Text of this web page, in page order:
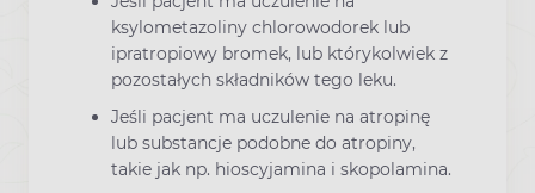
ksylometazoliny chlorowodorek lub
ipratropiowy bromek, lub którykolwiek z
pozostałych składników tego leku.
Jeśli pacjent ma uczulenie na atropinę
lub substancje podobne do atropiny,
takie jak np. hioscyjamina i skopolamina.